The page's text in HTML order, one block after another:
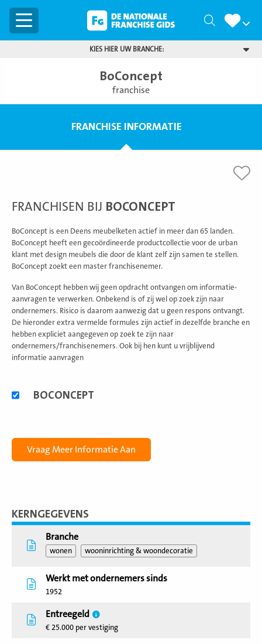
Menu Zoeken
KIES HIER UW BRANCHE:
BoConcept
franchise
FRANCHISE INFORMATIE
FRANCHISEN BIJ BOCONCEPT
BoConcept is een Deens meubelketen actief in meer dan 65 landen.
BoConcept heeft een gecoördineerde productcollectie voor de urban
klant met design meubels die door de klant zelf zijn samen te stellen.
BoConcept zoekt een master franchisenemer.
Van BoConcept hebben wij geen opdracht ontvangen om informatie-
aanvragen te verwerken. Onbekend is of zij wel op zoek zijn naar
ondernemers. Risico is daarom aanwezig dat u geen respons ontvangt.
De hieronder extra vermelde formules zijn actief in dezelfde branche en
hebben expliciet aangegeven op zoek te zijn naar
ondernemers/franchisenemers. Ook bij hen kunt u vrijblijvend
informatie aanvragen
formulesBOCONCEPT
KERNGEGEVENS
Branche
wonen wooninrichting & woondecoratie
Werkt met ondernemers sinds
1952
Entreegeld
€ 25.000 per vestiging